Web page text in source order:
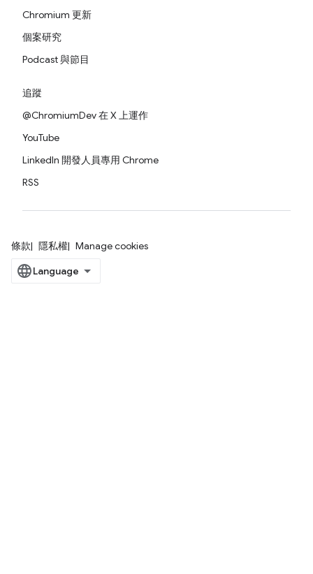
Chromium 更新
個案研究
Podcast 與節目
追蹤
@ChromiumDev 在 X 上運作
YouTube
LinkedIn 開發人員專用 Chrome
RSS
條款 隱私權 Manage cookies